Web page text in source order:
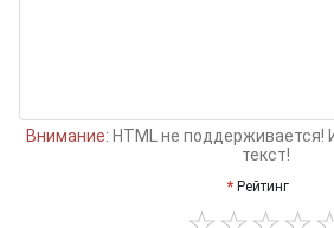
Внимание: HTML не поддерживается!
текст!
Рейтинг